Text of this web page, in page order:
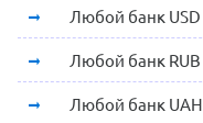
Любой банк USD
Любой банк RUB
Любой банк UAH